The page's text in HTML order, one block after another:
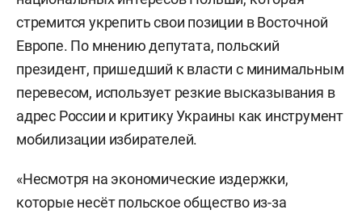
стремится укрепить свои позиции в Восточной
Европе. По мнению депутата, польский
президент, пришедший к власти с минимальным
перевесом, использует резкие высказывания в
адрес России и критику Украины как инструмент
мобилизации избирателей.
«Несмотря на экономические издержки,
которые несёт польское общество из-за